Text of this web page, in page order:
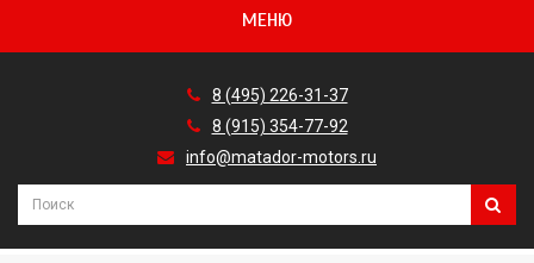
МЕНЮ
8 (495) 226-31-37
8 (915) 354-77-92
info@matador-motors.ru